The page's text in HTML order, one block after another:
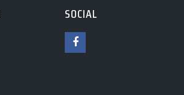
SOCIAL